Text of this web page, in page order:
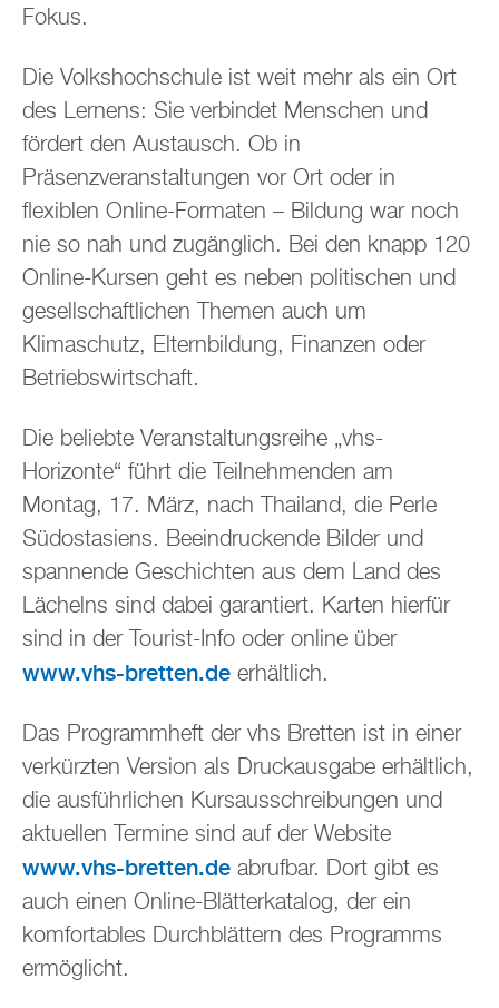
Fokus.
Die Volkshochschule ist weit mehr als ein Ort
des Lernens: Sie verbindet Menschen und
fördert den Austausch. Ob in
Präsenzveranstaltungen vor Ort oder in
flexiblen Online-Formaten – Bildung war noch
nie so nah und zugänglich. Bei den knapp 120
Online-Kursen geht es neben politischen und
gesellschaftlichen Themen auch um
Klimaschutz, Elternbildung, Finanzen oder
Betriebswirtschaft.
Die beliebte Veranstaltungsreihe „vhs-
Horizonte“ führt die Teilnehmenden am
Montag, 17. März, nach Thailand, die Perle
Südostasiens. Beeindruckende Bilder und
spannende Geschichten aus dem Land des
Lächelns sind dabei garantiert. Karten hierfür
sind in der Tourist-Info oder online über
www.vhs-bretten.de erhältlich.
Das Programmheft der vhs Bretten ist in einer
verkürzten Version als Druckausgabe erhältlich,
die ausführlichen Kursausschreibungen und
aktuellen Termine sind auf der Website
www.vhs-bretten.de abrufbar. Dort gibt es
auch einen Online-Blätterkatalog, der ein
komfortables Durchblättern des Programms
ermöglicht.